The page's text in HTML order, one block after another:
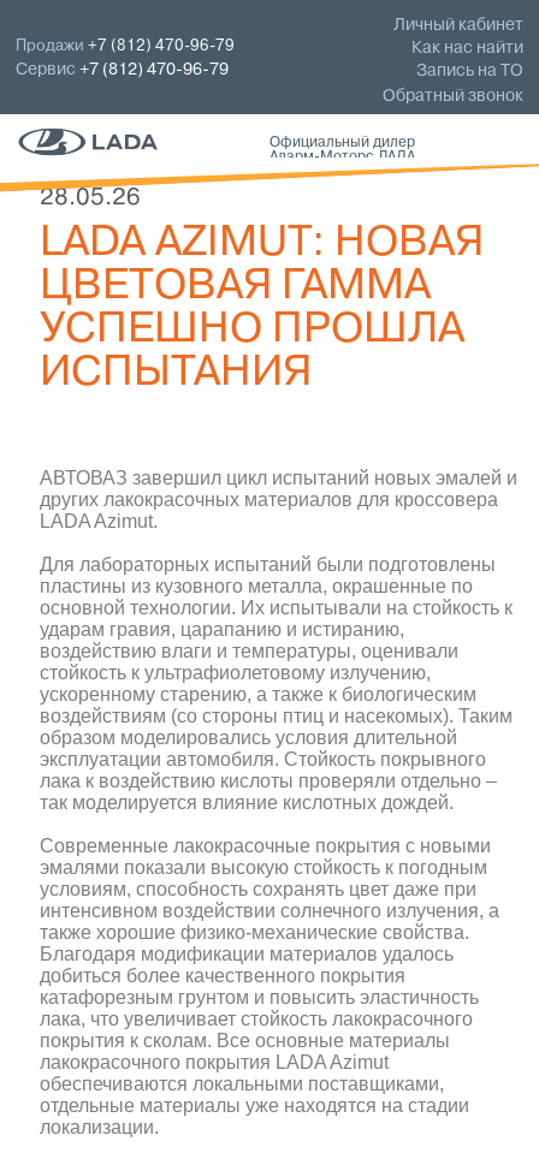
Личный кабинет
Как нас найти
Запись на ТО
Обратный звонок
Продажи+7 (812) 470-96-79
Сервис+7 (812) 470-96-79
Официальный дилер
Аларм-Моторс ЛАДА
28.05.26
LADA AZIMUT: НОВАЯ
ЦВЕТОВАЯ ГАММА
УСПЕШНО ПРОШЛА
ИСПЫТАНИЯ
АВТОВАЗ завершил цикл испытаний новых эмалей и
других лакокрасочных материалов для кроссовера
LADA Azimut.
Для лабораторных испытаний были подготовлены
пластины из кузовного металла, окрашенные по
основной технологии. Их испытывали на стойкость к
ударам гравия, царапанию и истиранию,
воздействию влаги и температуры, оценивали
стойкость к ультрафиолетовому излучению,
ускоренному старению, а также к биологическим
воздействиям (со стороны птиц и насекомых). Таким
образом моделировались условия длительной
эксплуатации автомобиля. Стойкость покрывного
лака к воздействию кислоты проверяли отдельно –
так моделируется влияние кислотных дождей.
Современные лакокрасочные покрытия с новыми
эмалями показали высокую стойкость к погодным
условиям, способность сохранять цвет даже при
интенсивном воздействии солнечного излучения, а
также хорошие физико-механические свойства.
Благодаря модификации материалов удалось
добиться более качественного покрытия
катафорезным грунтом и повысить эластичность
лака, что увеличивает стойкость лакокрасочного
покрытия к сколам. Все основные материалы
лакокрасочного покрытия LADA Azimut
обеспечиваются локальными поставщиками,
отдельные материалы уже находятся на стадии
локализации.